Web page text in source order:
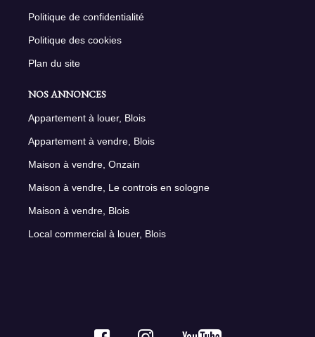
Politique de confidentialité
Politique des cookies
Plan du site
NOS ANNONCES
Appartement à louer, Blois
Appartement à vendre, Blois
Maison à vendre, Onzain
Maison à vendre, Le controis en sologne
Maison à vendre, Blois
Local commercial à louer, Blois